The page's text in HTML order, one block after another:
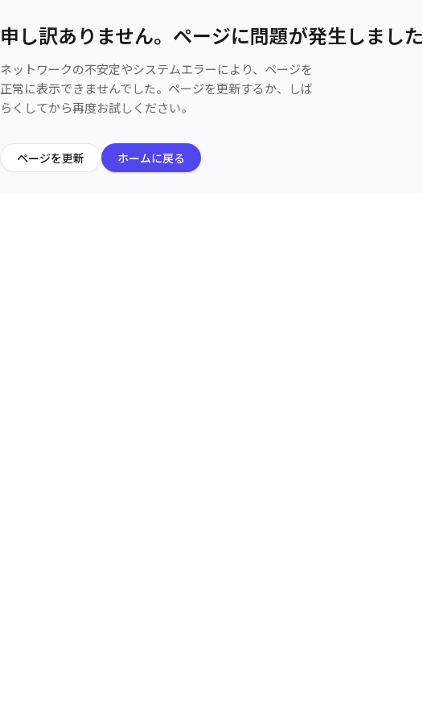
申し訳ありません。ページに問題が発生しました
ネットワークの不安定やシステムエラーにより、ページを
正常に表示できませんでした。ページを更新するか、しば
らくしてから再度お試しください。
ページを更新 ホームに戻る